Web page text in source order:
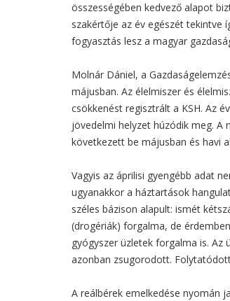
összességében kedvező alapot
szakértője az év egészét tekintve
fogyasztás lesz a magyar
Molnár Dániel, a
májusban. Az élelmiszer és
csökkenést regisztrált a KSH. Az
jövedelmi helyzet húzódik meg. A
következett be májusban és havi
Vagyis az áprilisi gyengébb adat
ugyanakkor a háztartások
széles bázison alapult: ismét
(drogériák) forgalma, de
gyógyszer üzletek forgalma is.
azonban zsugorodott.
A reálbérek emelkedése nyomán